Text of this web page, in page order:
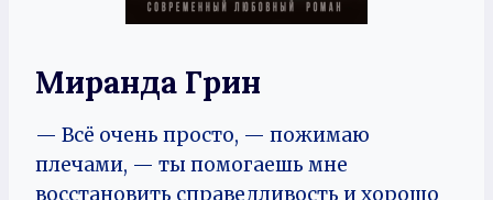
Миранда Грин
— Всё очень просто, — пожимаю
плечами, — ты помогаешь мне
восстановить справедливость и хорошо